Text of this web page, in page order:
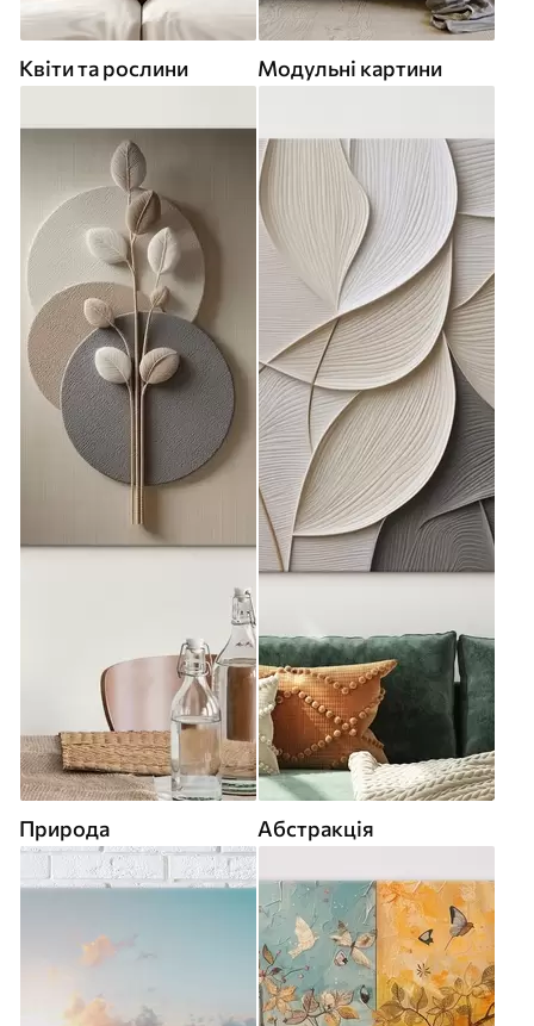
Квіти та рослини Модульні картини
Природа Абстракція